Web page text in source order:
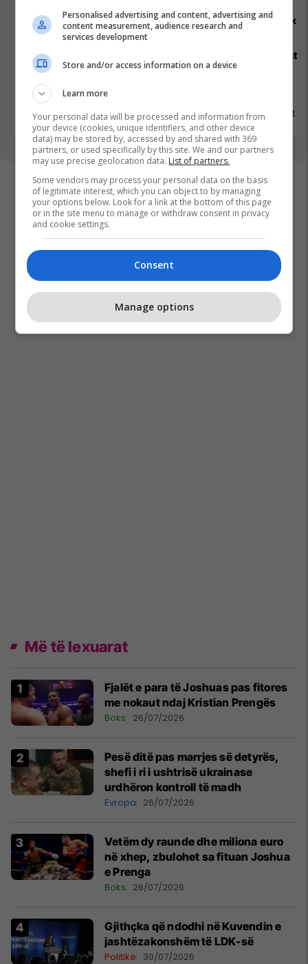
ALTINBAS
Asistente e Shitjes
Prishtinë
8 Gusht 2026
Specialist
3 Gusht
Më të lexuarat
Fjalët e para të Joshuas pas fitores
me nokaut ndaj Kristian Prengës
Boks 26/07/2026
Pesë ditë pas marrjes së detyrës,
shefi i ri i ushtrisë ukrainase
urdhëron kontroll të madh
Evropa 26/07/2026
Vetëm dy raunde dhe miliona euro
në xhep, zbulohet sa fituan Joshua
e Prenga
Boks 26/07/2026
Gjithçka që ndodhi në Kuvendin e
jashtëzakonshëm të LDK-së
Politikë 30/07/2026
Personalised advertising and content, advertising and
content measurement, audience research and
services development
Store and/or access information on a device
Learn more
Your personal data will be processed and information from
your device (cookies, unique identifiers, and other device
data) may be stored by, accessed by and shared with 369
partners, or used specifically by this site. We and our partners
may use precise geolocation data. List of partners.
Some vendors may process your personal data on the basis
of legitimate interest, which you can object to by managing
your options below. Look for a link at the bottom of this page
or in the site menu to manage or withdraw consent in privacy
and cookie settings.
Consent
Manage options